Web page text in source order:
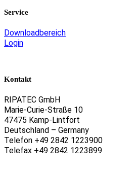
Service
Downloadbereich
Login
Kontakt
RIPATEC GmbH
Marie-Curie-Straße 10
47475 Kamp-Lintfort
Deutschland – Germany
Telefon +49 2842 1223900
Telefax +49 2842 1223899